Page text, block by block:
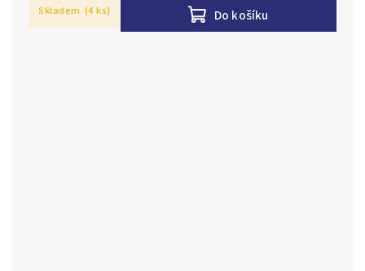
Do košíku
Skladem (4 ks)